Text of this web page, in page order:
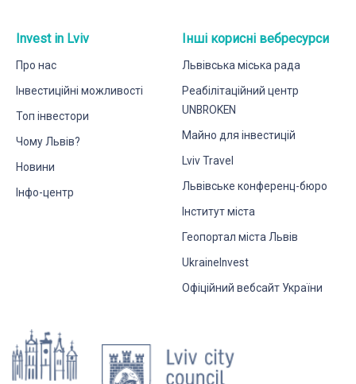
Invest in Lviv
Про нас
Інвестиційні можливості
Топ інвестори
Чому Львів?
Новини
Інфо-центр
Інші корисні вебресурси
Львівська міська рада
Реабілітаційний центр
UNBROKEN
Майно для інвестицій
Lviv Travel
Львівське конференц-бюро
Інститут міста
Геопортал міста Львів
UkraineInvest
Офіційний вебсайт України